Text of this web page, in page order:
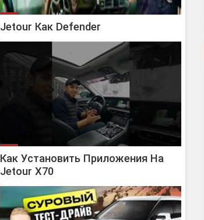
Jetour Как Defender
Как Установить Приложения На
Jetour X70